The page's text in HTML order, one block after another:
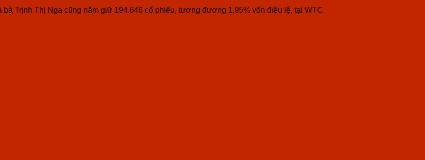
Trịnh Thị Nga cũng nắm giữ 194.646 cổ phiếu, tương đương 1,95% vốn điều lệ, tại WTC.